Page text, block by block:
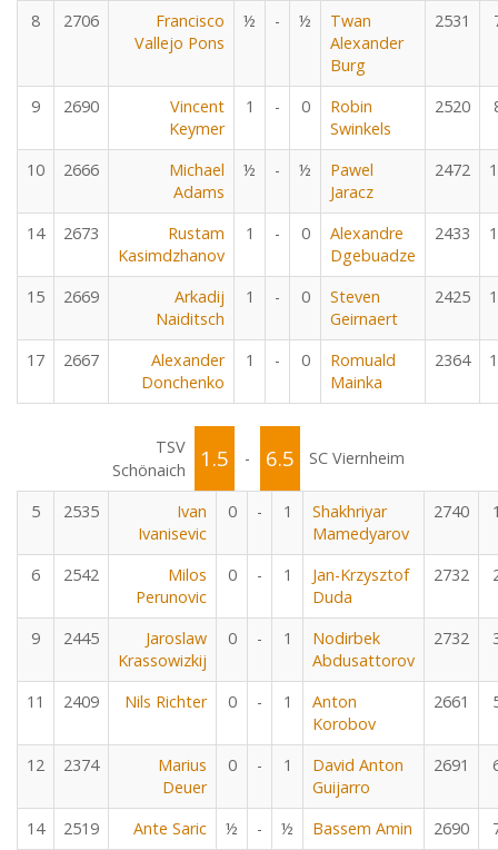
8 2706
Francisco
Vallejo Pons
½ - ½
Twan
Alexander
Burg
2531
9 2690
Vincent
Keymer
1 - 0
Robin
Swinkels
2520
10 2666
Michael
Adams
½ - ½
Pawel
Jaracz
2472
14 2673
Rustam
Kasimdzhanov
1 - 0
Alexandre
Dgebuadze
2433
15 2669
Arkadij
Naiditsch
1 - 0
Steven
Geirnaert
2425
17 2667
Alexander
Donchenko
1 - 0
Romuald
Mainka
2364
TSV
Schönaich
1.5 - 6.5 SC Viernheim
5 2535
Ivan
Ivanisevic
0 - 1
Shakhriyar
Mamedyarov
2740
6 2542
Milos
Perunovic
0 - 1
Jan-Krzysztof
Duda
2732
9 2445
Jaroslaw
Krassowizkij
0 - 1
Nodirbek
Abdusattorov
2732
11 2409 Nils Richter 0 - 1
Anton
Korobov
2661
12 2374
Marius
Deuer
0 - 1
David Anton
Guijarro
2691
14 2519 Ante Saric ½ - ½ Bassem Amin 2690